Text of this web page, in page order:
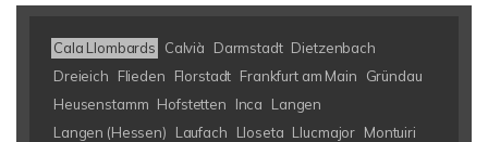
Cala Llombards Calvià Darmstadt Dietzenbach
Dreieich
Flieden Florstadt Frankfurt am Main
Gründau
Heusenstamm Hofstetten Inca
Langen
Langen (Hessen)
Laufach Lloseta Llucmajor Montuiri